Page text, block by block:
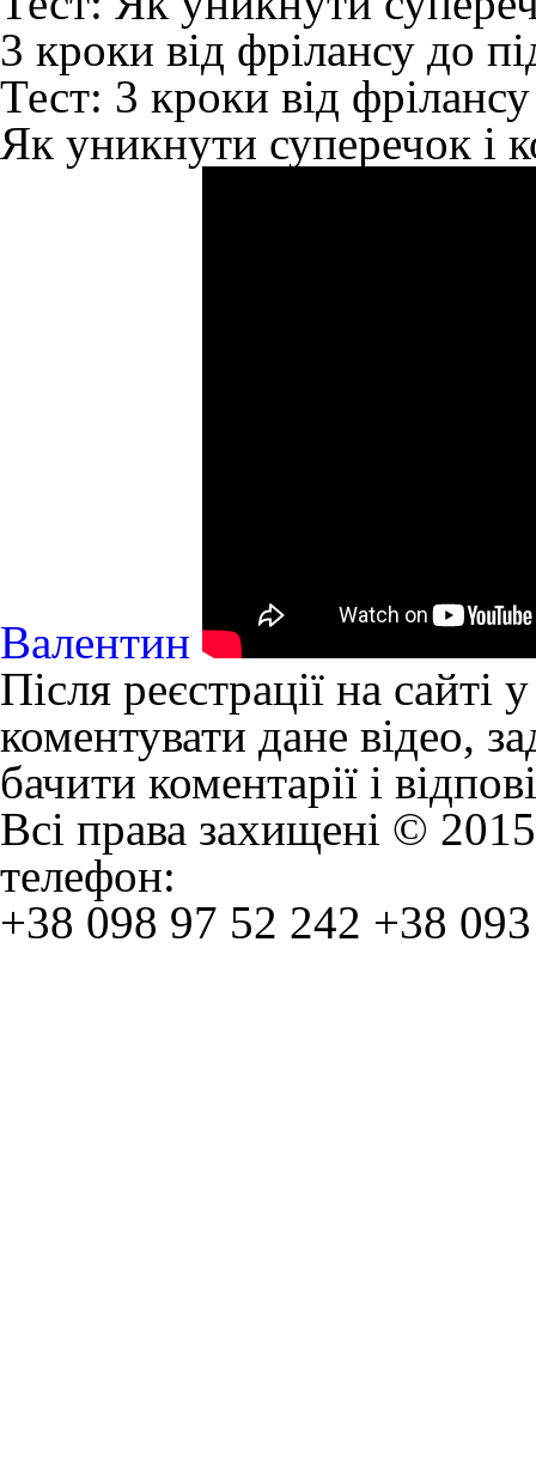
3 кроки від фрілансу до
Тест: 3 кроки від
Як уникнути суперечок і
Валентин
Після реєстрації на сайті
коментувати дане відео,
бачити коментарії і
Всі права захищені © 2015
телефон:
+38 098 97 52 242 +38